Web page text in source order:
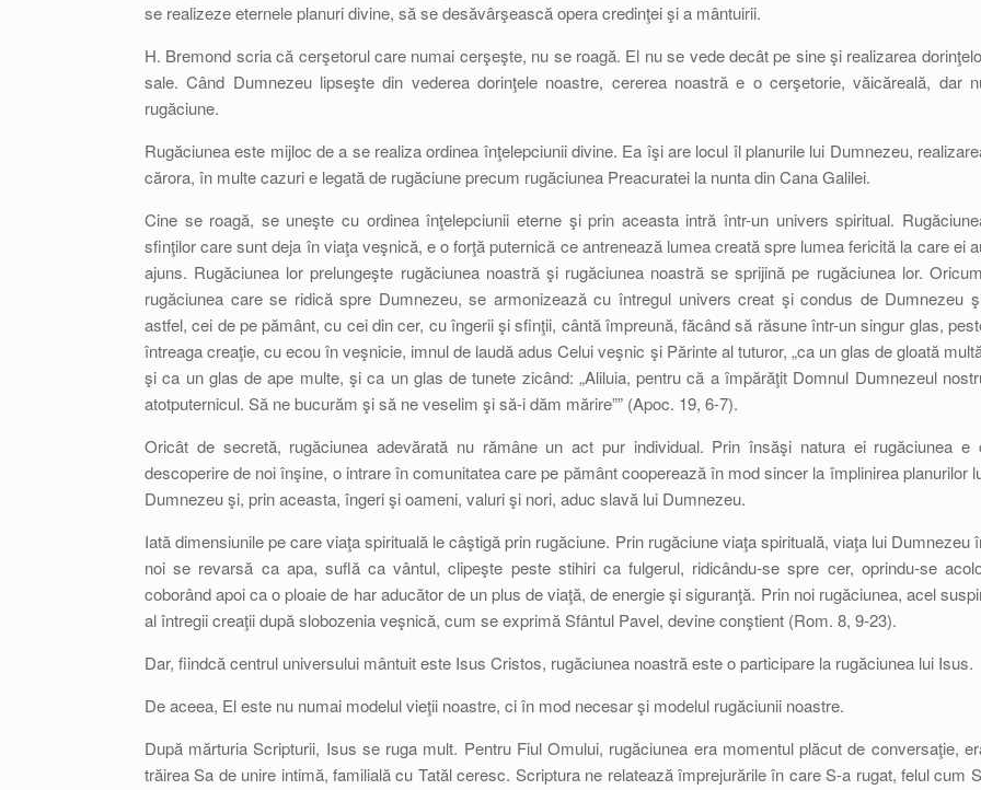
se realizeze eternele planuri divine, să se desăvârşească opera credinţei şi a mântuirii.
H. Bremond scria că cerşetorul care numai cerşeşte, nu se roagă. El nu se vede decât pe sine şi realizarea
sale. Când Dumnezeu lipseşte din vederea dorinţele noastre, cererea noastră e o cerşetorie, văicăreală, dar
rugăciune.
Rugăciunea este mijloc de a se realiza ordinea înţelepciunii divine. Ea îşi are locul îl planurile lui Dumnezeu,
cărora, în multe cazuri e legată de rugăciune precum rugăciunea Preacuratei la nunta din Cana Galilei.
Cine se roagă, se uneşte cu ordinea înţelepciunii eterne şi prin aceasta intră într-un univers spiritual.
sfinţilor care sunt deja în viaţa veşnică, e o forţă puternică ce antrenează lumea creată spre lumea fericită la care ei
ajuns. Rugăciunea lor prelungeşte rugăciunea noastră şi rugăciunea noastră se sprijină pe rugăciunea lor.
rugăciunea care se ridică spre Dumnezeu, se armonizează cu întregul univers creat şi condus de Dumnezeu
astfel, cei de pe pământ, cu cei din cer, cu îngerii şi sfinţii, cântă împreună, făcând să răsune într-un singur glas,
întreaga creaţie, cu ecou în veşnicie, imnul de laudă adus Celui veşnic şi Părinte al tuturor, „ca un glas de gloată
şi ca un glas de ape multe, şi ca un glas de tunete zicând: „Aliluia, pentru că a împărăţit Domnul Dumnezeul
atotputernicul. Să ne bucurăm şi să ne veselim şi să-i dăm mărire”” (Apoc. 19, 6-7).
Oricât de secretă, rugăciunea adevărată nu rămâne un act pur individual. Prin însăşi natura ei rugăciunea e
descoperire de noi înşine, o intrare în comunitatea care pe pământ cooperează în mod sincer la împlinirea planurilor
Dumnezeu şi, prin aceasta, îngeri şi oameni, valuri şi nori, aduc slavă lui Dumnezeu.
Iată dimensiunile pe care viaţa spirituală le câştigă prin rugăciune. Prin rugăciune viaţa spirituală, viaţa lui Dumnezeu
noi se revarsă ca apa, suflă ca vântul, clipeşte peste stihiri ca fulgerul, ridicându-se spre cer, oprindu-se
coborând apoi ca o ploaie de har aducător de un plus de viaţă, de energie şi siguranţă. Prin noi rugăciunea, acel
al întregii creaţii după slobozenia veşnică, cum se exprimă Sfântul Pavel, devine conştient (Rom. 8, 9-23).
Dar, fiindcă centrul universului mântuit este Isus Cristos, rugăciunea noastră este o participare la rugăciunea lui Isus.
De aceea, El este nu numai modelul vieţii noastre, ci în mod necesar şi modelul rugăciunii noastre.
După mărturia Scripturii, Isus se ruga mult. Pentru Fiul Omului, rugăciunea era momentul plăcut de conversaţie,
trăirea Sa de unire intimă, familială cu Tatăl ceresc. Scriptura ne relatează împrejurările în care S-a rugat, felul cum